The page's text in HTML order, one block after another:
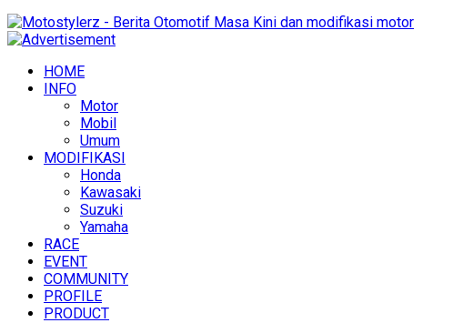
HOME
INFO
Motor
Mobil
Umum
MODIFIKASI
Honda
Kawasaki
Suzuki
Yamaha
RACE
EVENT
COMMUNITY
PROFILE
PRODUCT